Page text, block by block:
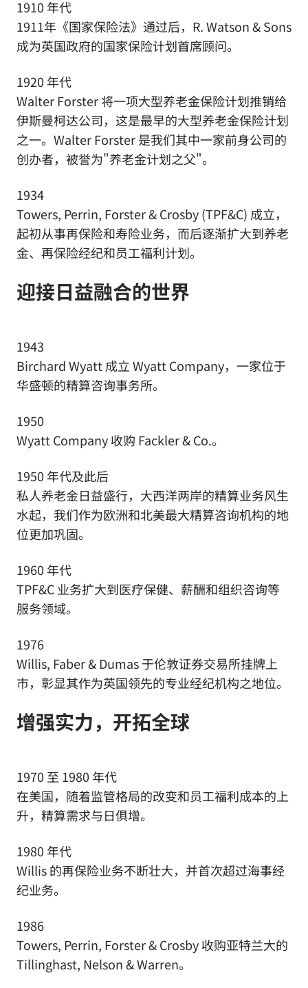
1910 年代
1911年《国家保险法》通过后，R. Watson & Sons
成为英国政府的国家保险计划首席顾问。
1920 年代
Walter Forster 将一项大型养老金保险计划推销给
伊斯曼柯达公司，这是最早的大型养老金保险计划
之一。Walter Forster 是我们其中一家前身公司的
创办者，被誉为"养老金计划之父"。
1934
Towers, Perrin, Forster & Crosby (TPF&C) 成立，
起初从事再保险和寿险业务，而后逐渐扩大到养老
金、再保险经纪和员工福利计划。
迎接日益融合的世界
1943
Birchard Wyatt 成立 Wyatt Company，一家位于
华盛顿的精算咨询事务所。
1950
Wyatt Company 收购 Fackler & Co.。
1950 年代及此后
私人养老金日益盛行，大西洋两岸的精算业务风生
水起，我们作为欧洲和北美最大精算咨询机构的地
位更加巩固。
1960 年代
TPF&C 业务扩大到医疗保健、薪酬和组织咨询等
服务领域。
1976
Willis, Faber & Dumas 于伦敦证券交易所挂牌上
市，彰显其作为英国领先的专业经纪机构之地位。
增强实力，开拓全球
1970 至 1980 年代
在美国，随着监管格局的改变和员工福利成本的上
升，精算需求与日俱增。
1980 年代
Willis 的再保险业务不断壮大，并首次超过海事经
纪业务。
1986
Towers, Perrin, Forster & Crosby 收购亚特兰大的
Tillinghast, Nelson & Warren。